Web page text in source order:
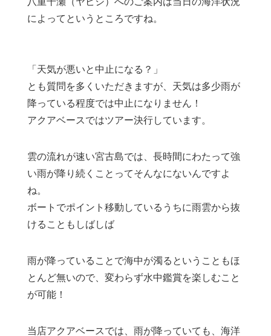
によってというところですね。
「天気が悪いと中止になる？」
とも質問を多くいただきますが、天気は多少雨が
降っている程度では中止になりません！
アクアベースではツアー決行しています。
雲の流れが速い宮古島では、長時間にわたって強
い雨が降り続くことってそんなにないんですよ
ね。
ボートでポイント移動しているうちに雨雲から抜
けることもしばしば
雨が降っていることで海中が濁るということもほ
とんど無いので、変わらず水中鑑賞を楽しむこと
が可能！
当店アクアベースでは、雨が降っていても、海洋